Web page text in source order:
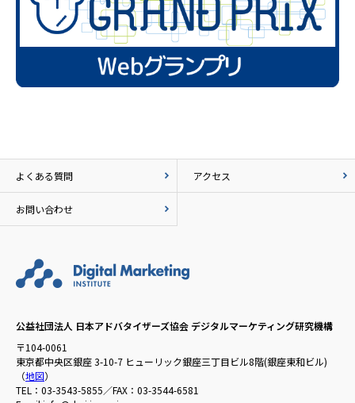
よくある質問 アクセス
お問い合わせ
公益社団法人 日本アドバタイザーズ協会 デジタルマーケティング研究機構
〒104-0061
東京都中央区銀座 3-10-7 ヒューリック銀座三丁目ビル8階(銀座東和ビル)
（地図）
TEL：03-3543-5855／FAX：03-3544-6581